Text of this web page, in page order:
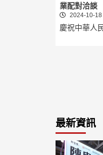
業配對洽談
2024-10-18
慶祝中華人
最新資訊